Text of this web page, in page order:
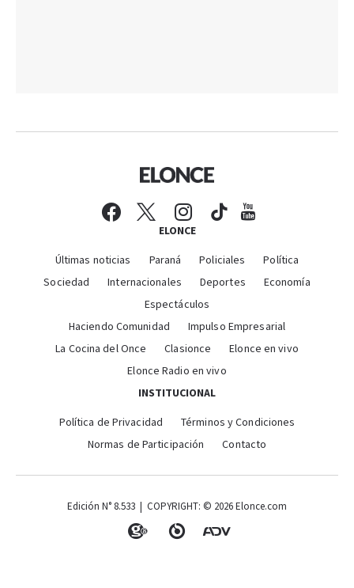
ELONCE
Últimas noticias Paraná Policiales
Política
Sociedad
Internacionales Deportes
Economía
Espectáculos
Haciendo Comunidad
Impulso Empresarial
La Cocina del Once
Clasionce
Elonce en vivo
Elonce Radio en vivo
INSTITUCIONAL
Política de Privacidad
Términos y Condiciones
Normas de Participación
Contacto
Edición N° 8.533 | COPYRIGHT: © 2026 Elonce.com